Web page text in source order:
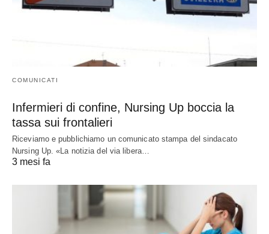
COMUNICATI
Infermieri di confine, Nursing Up boccia la
tassa sui frontalieri
Riceviamo e pubblichiamo un comunicato stampa del sindacato
Nursing Up. «La notizia del via libera…
3 mesi fa